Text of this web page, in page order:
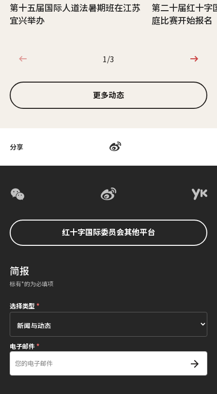
分享
第十五届国际人道法暑期班在江苏
宜兴举办
第二十届红十字
庭比赛开始报名
1/3
1/3
更多动态
红十字国际委员会其他平台
简报
标有*的为必填项
选择类型 *
电子邮件*